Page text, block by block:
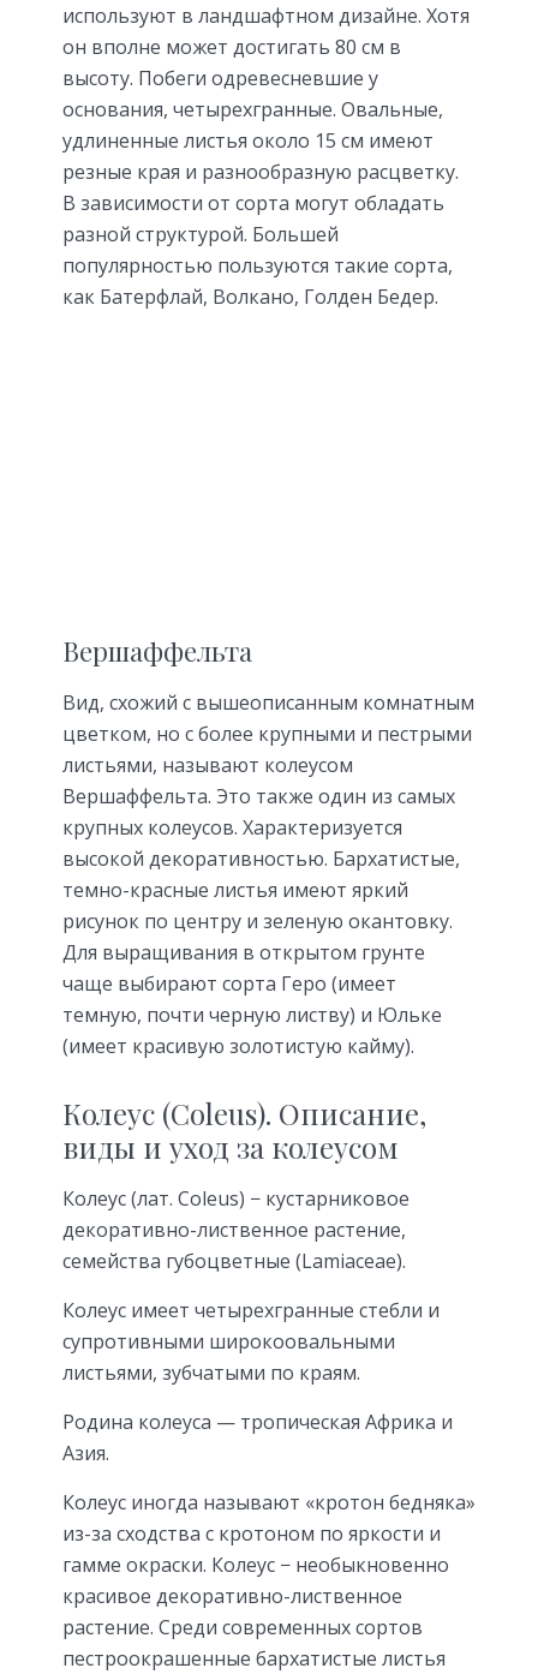
используют в ландшафтном дизайне. Хотя
он вполне может достигать 80 см в
высоту. Побеги одревесневшие у
основания, четырехгранные. Овальные,
удлиненные листья около 15 см имеют
резные края и разнообразную расцветку.
В зависимости от сорта могут обладать
разной структурой. Большей
популярностью пользуются такие сорта,
как Батерфлай, Волкано, Голден Бедер.
Вершаффельта
Вид, схожий с вышеописанным комнатным
цветком, но с более крупными и пестрыми
листьями, называют колеусом
Вершаффельта. Это также один из самых
крупных колеусов. Характеризуется
высокой декоративностью. Бархатистые,
темно-красные листья имеют яркий
рисунок по центру и зеленую окантовку.
Для выращивания в открытом грунте
чаще выбирают сорта Геро (имеет
темную, почти черную листву) и Юльке
(имеет красивую золотистую кайму).
Колеус (Coleus). Описание,
виды и уход за колеусом
Колеус (лат. Coleus) − кустарниковое
декоративно-лиственное растение,
семейства губоцветные (Lamiaceae).
Колеус имеет четырехгранные стебли и
супротивными широкоовальными
листьями, зубчатыми по краям.
Родина колеуса — тропическая Африка и
Азия.
Колеус иногда называют «кротон бедняка»
из-за сходства с кротоном по яркости и
гамме окраски. Колеус − необыкновенно
красивое декоративно-лиственное
растение. Среди современных сортов
пестроокрашенные бархатистые листья